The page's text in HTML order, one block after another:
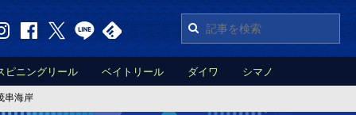
ピニングリール ベイトリール ダイワ シマノ
串海岸